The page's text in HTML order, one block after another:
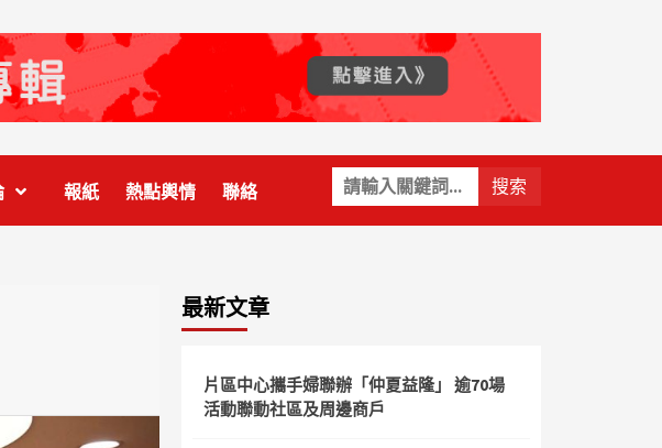
關
鍵
字:
報紙 熱點輿情 聯絡
最新文章
片區中心攜手婦聯辦「仲夏益隆」 逾70場
活動聯動社區及周邊商戶